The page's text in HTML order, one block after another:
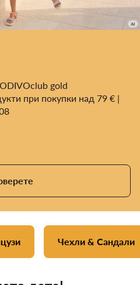
gold
при покупки над 79 € |
Чехли & Сандали